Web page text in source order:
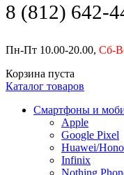
8 (812) 642-
Пн-Пт 10.00-20.00, Сб-
Корзина пуста
Каталог товаров
Смартфоны и
Apple
Google Pixel
Huawei/
Infinix